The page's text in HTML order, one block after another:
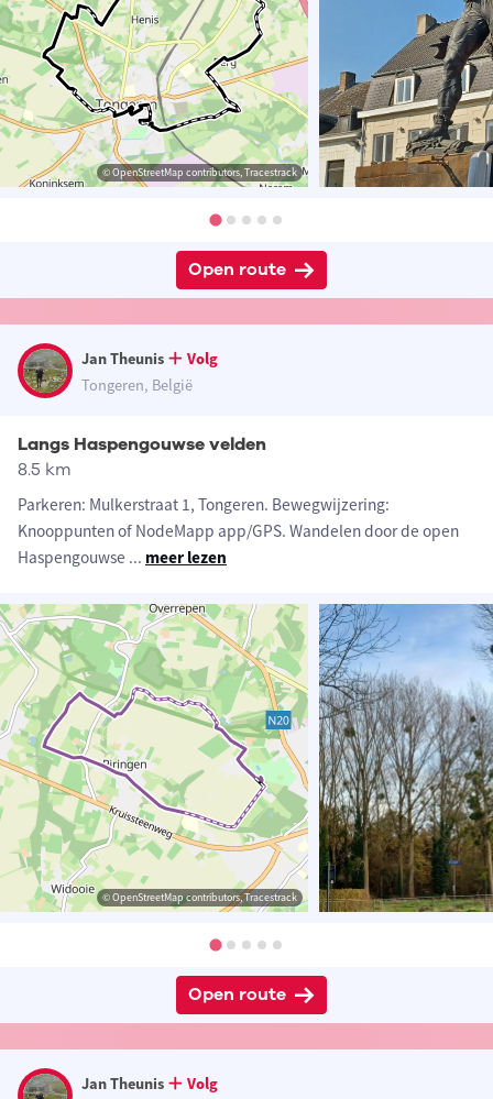
© OpenStreetMap contributors, Tracestrack
Open route
Jan Theunis
Volg
Tongeren, België
Langs Haspengouwse velden
8.5 km
Parkeren: Mulkerstraat 1, Tongeren. Bewegwijzering:
Knooppunten of NodeMapp app/GPS. Wandelen door de open
Haspengouwse ... meer lezen
© OpenStreetMap contributors, Tracestrack
Open route
Jan Theunis
Volg